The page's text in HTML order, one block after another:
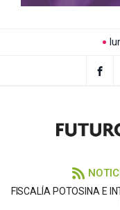
FISCALÍA POTOSINA E